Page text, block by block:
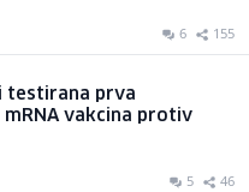
6 155
testirana prva
vakcina protiv
5 46